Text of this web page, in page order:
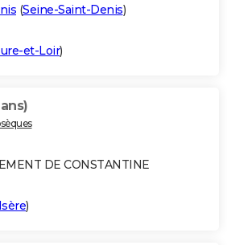
(Seine-Saint-Denis)
et-Loir)
DE CONSTANTINE
)